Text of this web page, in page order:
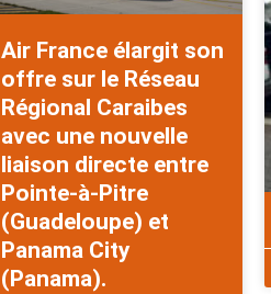
Air France élargit son
offre sur le Réseau
Régional Caraibes
avec une nouvelle
liaison directe entre
Pointe-à-Pitre
(Guadeloupe) et
Panama City
(Panama).